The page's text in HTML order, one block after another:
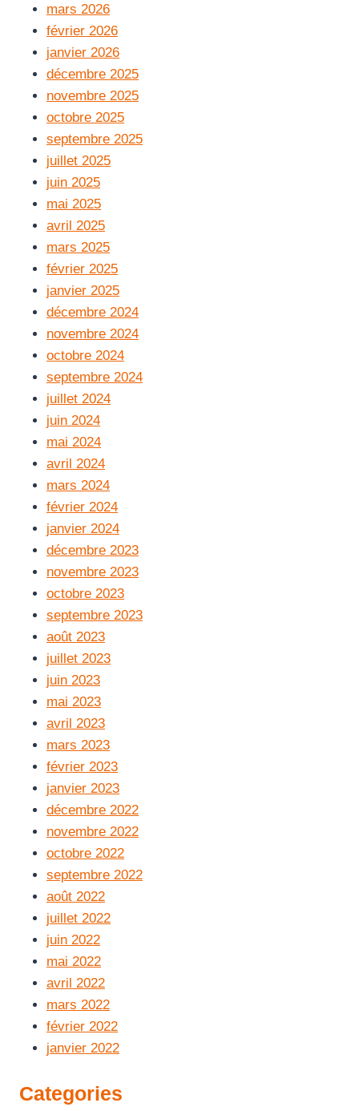
mars 2026
février 2026
janvier 2026
décembre 2025
novembre 2025
octobre 2025
septembre 2025
juillet 2025
juin 2025
mai 2025
avril 2025
mars 2025
février 2025
janvier 2025
décembre 2024
novembre 2024
octobre 2024
septembre 2024
juillet 2024
juin 2024
mai 2024
avril 2024
mars 2024
février 2024
janvier 2024
décembre 2023
novembre 2023
octobre 2023
septembre 2023
août 2023
juillet 2023
juin 2023
mai 2023
avril 2023
mars 2023
février 2023
janvier 2023
décembre 2022
novembre 2022
octobre 2022
septembre 2022
août 2022
juillet 2022
juin 2022
mai 2022
avril 2022
mars 2022
février 2022
janvier 2022
Categories